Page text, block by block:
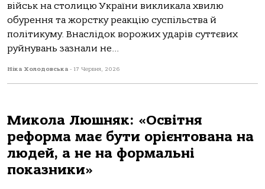
військ на столицю України викликала хвилю
обурення та жорстку реакцію суспільства й
політикуму. Внаслідок ворожих ударів суттєвих
руйнувань зазнали не...
Ніка Холодовська - 17 Червня, 2026
Микола Люшняк: «Освітня
реформа має бути орієнтована на
людей, а не на формальні
показники»